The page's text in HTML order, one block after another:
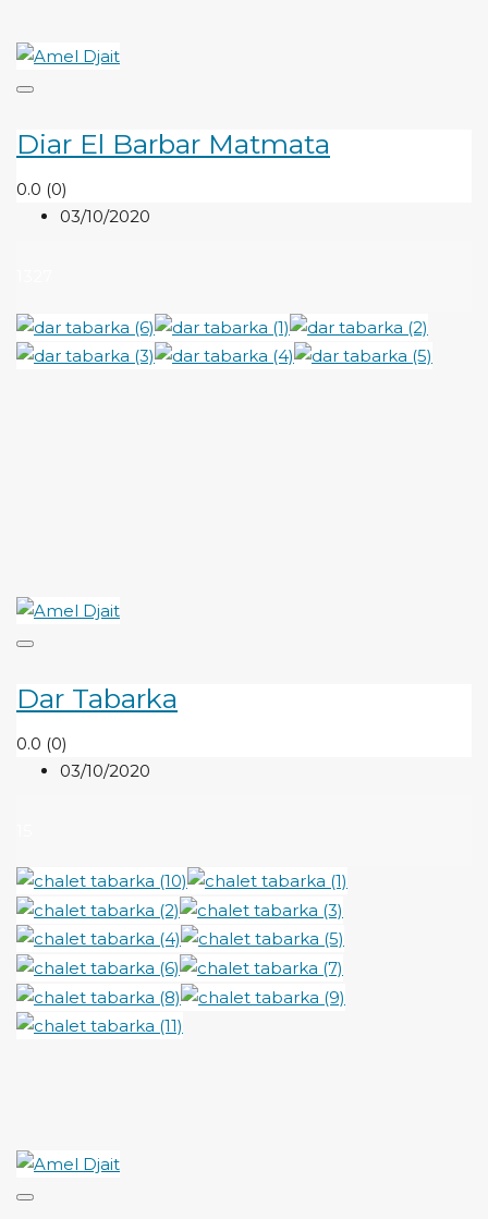
Diar El Barbar Matmata
0.0 (0)
03/10/2020
Dar Tabarka
0.0 (0)
03/10/2020